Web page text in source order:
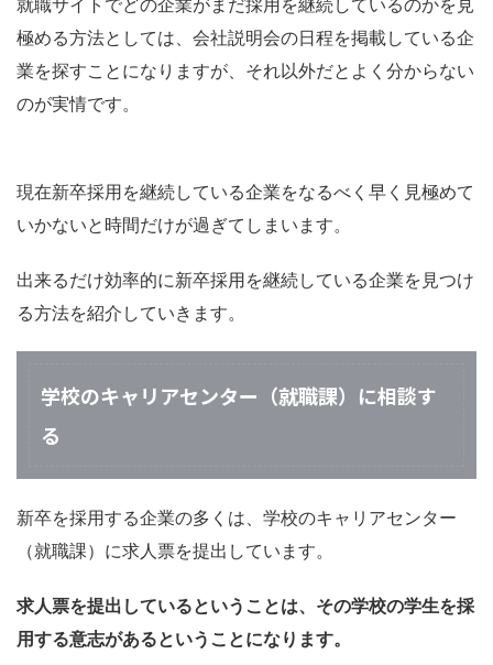
極める方法としては、会社説明会の日程を掲載している企
業を探すことになりますが、それ以外だとよく分からない
のが実情です。
現在新卒採用を継続している企業をなるべく早く見極めて
いかないと時間だけが過ぎてしまいます。
出来るだけ効率的に新卒採用を継続している企業を見つけ
る方法を紹介していきます。
学校のキャリアセンター（就職課）に相談す
る
新卒を採用する企業の多くは、学校のキャリアセンター
（就職課）に求人票を提出しています。
求人票を提出しているということは、その学校の学生を採
用する意志があるということになります。